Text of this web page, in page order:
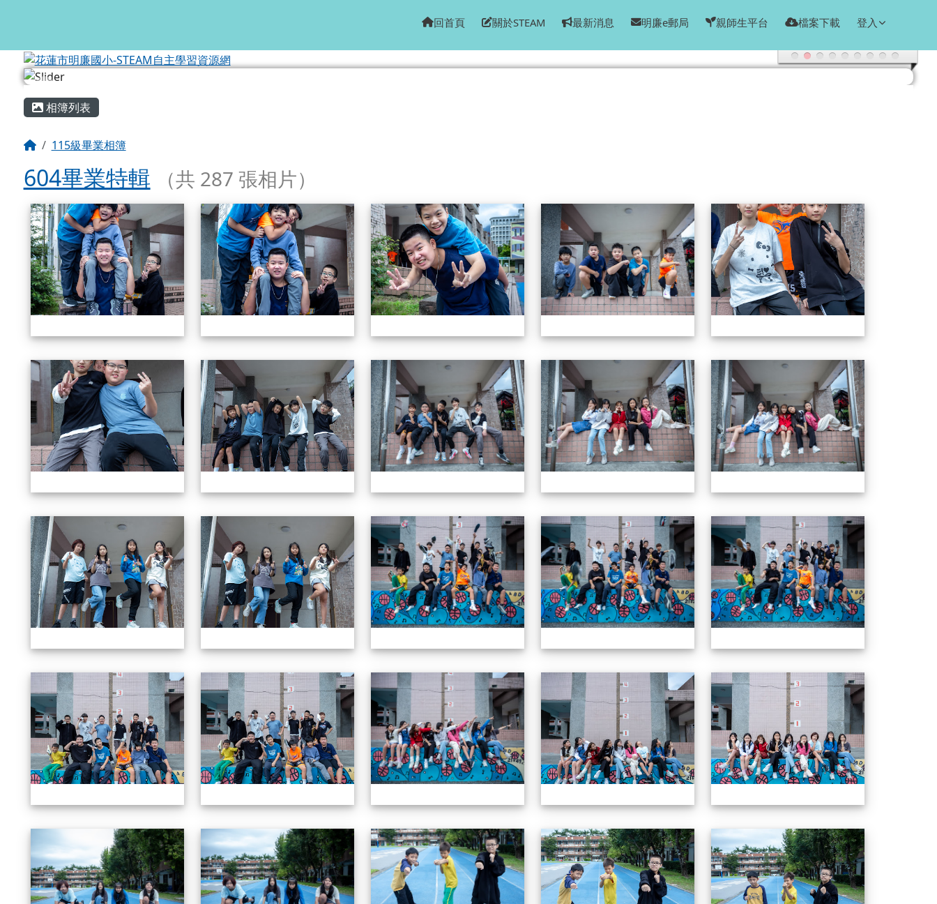
花蓮市明廉國小-STEAM自主學習資源網
回首頁 關於STEAM 最新消息 明廉e郵局 親師生平台 檔案下載 登入
主內容區域
相簿列表
回首頁115級畢業相簿
604畢業特輯 （共 287 張相片）
相簿列表 604畢業特輯 604畢業特輯 604畢業特輯 604畢業特輯 604畢業特輯
604畢業特輯 604畢業特輯 604畢業特輯 604畢業特輯 604畢業特輯
604畢業特輯 604畢業特輯 604畢業特輯 604畢業特輯 604畢業特輯
604畢業特輯 604畢業特輯 604畢業特輯 604畢業特輯 604畢業特輯
604畢業特輯 604畢業特輯 604畢業特輯 604畢業特輯 604畢業特輯
頁尾區域